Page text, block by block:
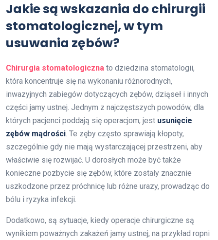
Jakie są wskazania do chirurgii
stomatologicznej, w tym
usuwania zębów?
Chirurgia stomatologiczna to dziedzina stomatologii,
która koncentruje się na wykonaniu różnorodnych,
inwazyjnych zabiegów dotyczących zębów, dziąseł i innych
części jamy ustnej. Jednym z najczęstszych powodów, dla
których pacjenci poddają się operacjom, jest usunięcie
zębów mądrości. Te zęby często sprawiają kłopoty,
szczególnie gdy nie mają wystarczającej przestrzeni, aby
właściwie się rozwijać. U dorosłych może być także
konieczne pozbycie się zębów, które zostały znacznie
uszkodzone przez próchnicę lub różne urazy, prowadząc do
bólu i ryzyka infekcji.
Dodatkowo, są sytuacje, kiedy operacje chirurgiczne są
wynikiem poważnych zakażeń jamy ustnej, na przykład ropni